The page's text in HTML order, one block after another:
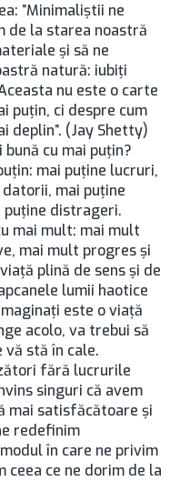
”Minimaliștii ne
de la starea noastră
și să ne
natură: iubiți
nu este o carte
puțin, ci despre cum
deplin”. (Jay Shetty)
cu mai puțin?
mai puține lucruri,
mai puține
puține distrageri.
mai mult: mai mult
mai mult progres și
plină de sens și de
lumii haotice
este o viață
acolo, va trebui să
stă în cale.
fără lucrurile
singuri că avem
mai satisfăcătoare și
redefinim
în care ne privim
ceea ce ne dorim de la